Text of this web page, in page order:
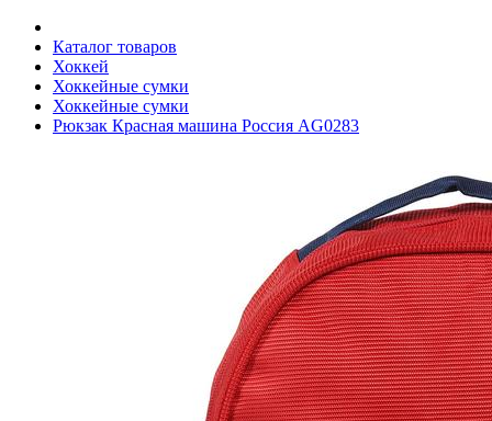
Каталог товаров
Хоккей
Хоккейные сумки
Хоккейные сумки
Рюкзак Красная машина Россия AG0283